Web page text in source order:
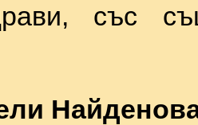
със